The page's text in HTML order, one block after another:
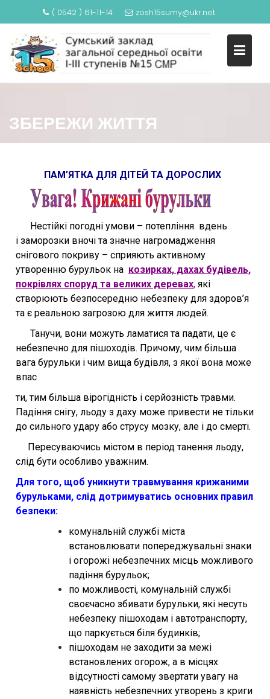
( 0542 ) 61-11-14 zosh15sumy@ukr.net
ЗБЕРЕЖИ ЖИТТЯ
ПАМ’ЯТКА ДЛЯ ДІТЕЙ ТА ДОРОСЛИХ
Нестійкі погодні умови – потепління вдень
і заморозки вночі та значне нагромадження
снігового покриву – сприяють активному
утворенню бурульок на козирках, дахах будівель,
покрівлях споруд та великих деревах, які
створюють безпосередню небезпеку для здоров’я
та є реальною загрозою для життя людей.
Танучи, вони можуть ламатися та падати, це є
небезпечно для пішоходів. Причому, чим більша
вага бурульки і чим вища будівля, з якої вона може
впас
ти, тим більша вірогідність і серйозність травми.
Падіння снігу, льоду з даху може привести не тільки
до сильного удару або струсу мозку, але і до смерті.
Пересуваючись містом в період танення льоду,
слід бути особливо уважним.
Для того, щоб уникнути травмування крижаними
бурульками, слід дотримуватись основних правил
безпеки:
комунальній службі міста
встановлювати попереджувальні знаки
і огорожі небезпечних місць можливого
падіння бурульок;
по можливості, комунальній службі
своєчасно збивати бурульки, які несуть
небезпеку пішоходам і автотранспорту,
що паркується біля будинків;
пішоходам не заходити за межі
встановлених огорож, а в місцях
відсутності самому звертати увагу на
наявність небезпечних утворень з криги